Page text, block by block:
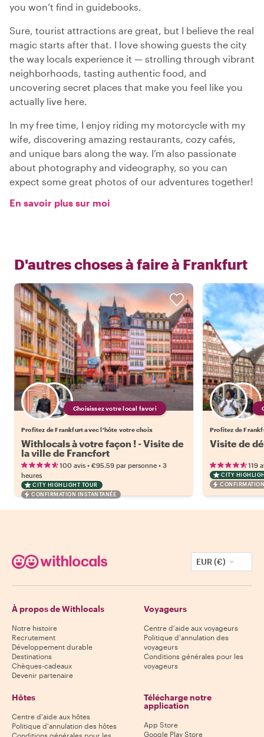
you won’t find in guidebooks.
Sure, tourist attractions are great, but I believe the real
magic starts after that. I love showing guests the city
the way locals experience it — strolling through vibrant
neighborhoods, tasting authentic food, and
uncovering secret places that make you feel like you
actually live here.
In my free time, I enjoy riding my motorcycle with my
wife, discovering amazing restaurants, cozy cafés,
and unique bars along the way. I’m also passionate
about photography and videography, so you can
expect some great photos of our adventures together!
En savoir plus sur moi
D'autres choses à faire à Frankfurt
Choisissez votre local favori
Profitez de Frankfurt avec l'hôte votre choix
Withlocals à votre façon ! - Visite de
la ville de Francfort
100 avis • €95.59 par personne • 3
heures
CITY HIGHLIGHT TOUR
CONFIRMATION INSTANTANÉE
Profitez de
Visite de
119
CITY
EUR (€)
À propos de Withlocals
Notre histoire
Recrutement
Développement durable
Destinations
Chèques-cadeaux
Devenir partenaire
Voyageurs
Centre d'aide aux voyageurs
Politique d'annulation des
voyageurs
Conditions générales pour les
voyageurs
Hôtes
Centre d'aide aux hôtes
Politique d'annulation des hôtes
Conditions générales pour les
Télécharge notre
application
App Store
Google Play Store